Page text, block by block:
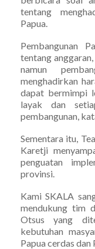
tentang
Papua.
Pembangunan
tentang
namun
menghadirkan
dapat bermimpi
layak dan
pembangunan,
Sementara itu,
Karetji
penguatan
provinsi.
Kami SKALA
mendukung tim
Otsus yang
kebutuhan
Papua cerdas dan